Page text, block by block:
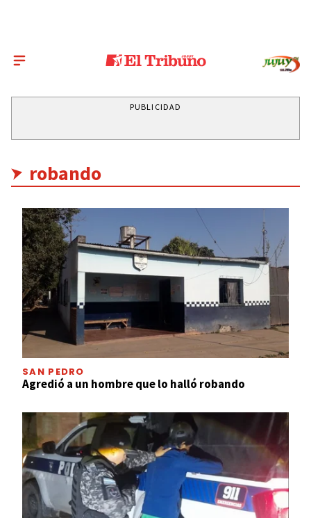
PUBLICIDAD
robando
SAN PEDRO
Agredió a un hombre que lo halló robando